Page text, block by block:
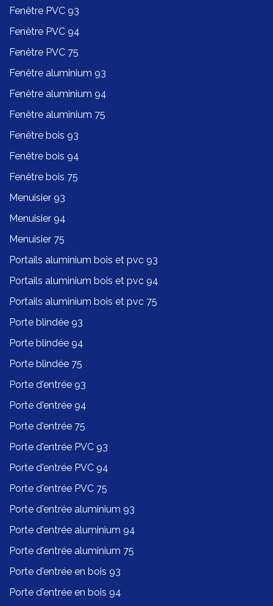
Fenêtre PVC 93
Fenêtre PVC 94
Fenêtre PVC 75
Fenêtre aluminium 93
Fenêtre aluminium 94
Fenêtre aluminium 75
Fenêtre bois 93
Fenêtre bois 94
Fenêtre bois 75
Menuisier 93
Menuisier 94
Menuisier 75
Portails aluminium bois et pvc 93
Portails aluminium bois et pvc 94
Portails aluminium bois et pvc 75
Porte blindée 93
Porte blindée 94
Porte blindée 75
Porte d'entrée 93
Porte d'entrée 94
Porte d'entrée 75
Porte d'entrée PVC 93
Porte d'entrée PVC 94
Porte d'entrée PVC 75
Porte d'entrée aluminium 93
Porte d'entrée aluminium 94
Porte d'entrée aluminium 75
Porte d'entrée en bois 93
Porte d'entrée en bois 94